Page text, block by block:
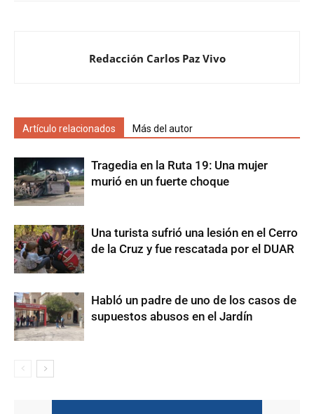
Redacción Carlos Paz Vivo
Artículo relacionados Más del autor
Tragedia en la Ruta 19: Una mujer
murió en un fuerte choque
Una turista sufrió una lesión en el Cerro
de la Cruz y fue rescatada por el DUAR
Habló un padre de uno de los casos de
supuestos abusos en el Jardín